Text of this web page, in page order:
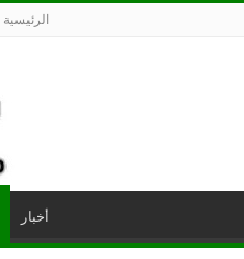
الرئيسية
أخبار